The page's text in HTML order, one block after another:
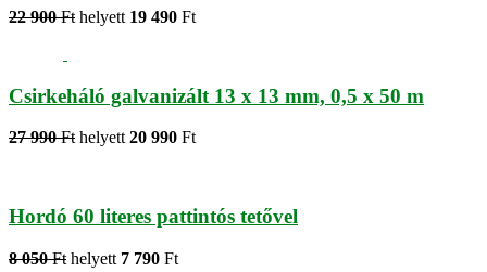
22 900 Ft helyett 19 490 Ft
Csirkeháló galvanizált 13 x 13 mm, 0,5 x 50 m
27 990 Fthelyett20 990 Ft
Hordó 60 literes pattintós tetővel
8 050 Ft helyett 7 790 Ft